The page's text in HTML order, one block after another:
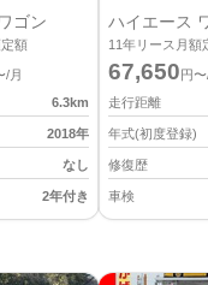
ゴン
額
/月
6.3km
2018年
なし
2年付き
ハイエース
11年リース月額
67,650円
走行距離
年式(初度登録)
修復歴
車検